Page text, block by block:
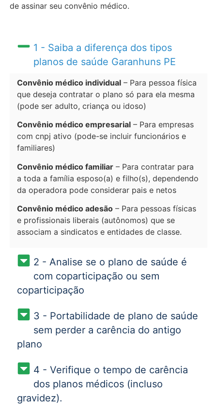
de assinar seu convênio médico.
1 - Saiba a diferença dos tipos
planos de saúde Garanhuns PE
Convênio médico individual – Para pessoa física
que deseja contratar o plano só para ela mesma
(pode ser adulto, criança ou idoso)
Convênio médico empresarial – Para empresas
com cnpj ativo (pode-se incluir funcionários e
familiares)
Convênio médico familiar – Para contratar para
a toda a família esposo(a) e filho(s), dependendo
da operadora pode considerar pais e netos
Convênio médico adesão – Para pessoas físicas
e profissionais liberais (autônomos) que se
associam a sindicatos e entidades de classe.
2 - Analise se o plano de saúde é
com coparticipação ou sem
coparticipação
3 - Portabilidade de plano de saúde
sem perder a carência do antigo
plano
4 - Verifique o tempo de carência
dos planos médicos (incluso
gravidez).